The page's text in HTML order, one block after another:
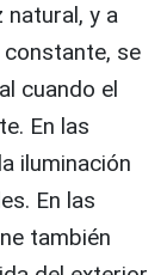
natural, y a
se
cuando el
En las
iluminación
En las
también